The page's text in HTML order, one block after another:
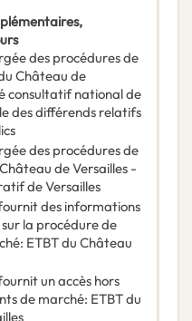
des procédures de
Château de
consultatif national de
des différends relatifs
des procédures de
de Versailles -
de Versailles
des informations
la procédure de
: ETBT du Château
un accès hors
de marché: ETBT du